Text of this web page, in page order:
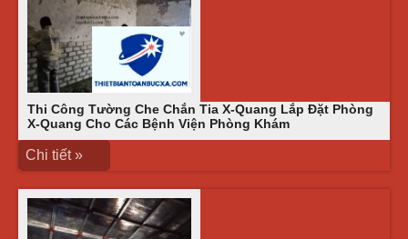
Thi Công Tường Che Chắn Tia X-Quang Lắp Đặt Phòng
X-Quang Cho Các Bệnh Viện Phòng Khám
Chi tiết »